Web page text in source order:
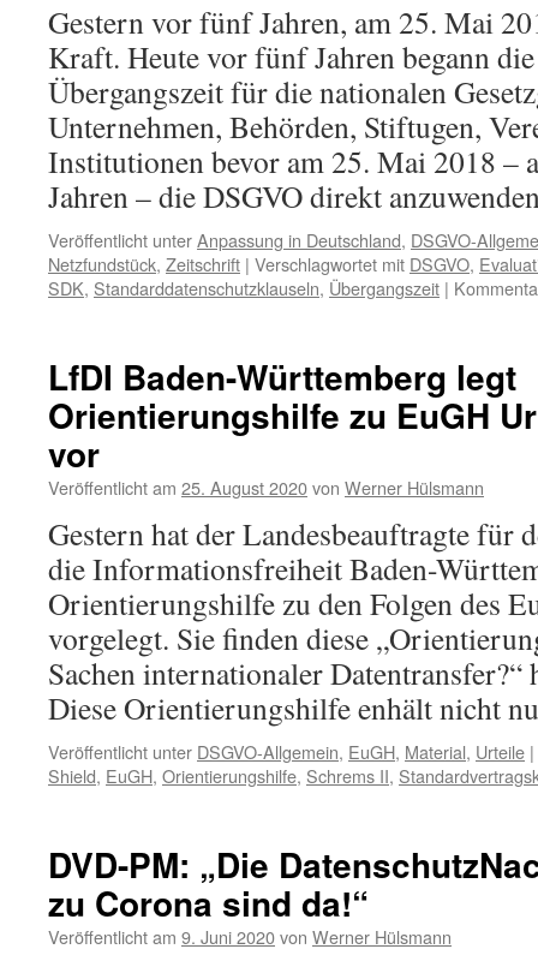
Gestern vor fünf Jahren, am 25. Mai
Kraft. Heute vor fünf Jahren begann
Übergangszeit für die nationalen
Unternehmen, Behörden, Stiftugen,
Institutionen bevor am 25. Mai 2018 –
Jahren – die DSGVO direkt
Veröffentlicht unterAnpassung in Deutschland, DSGVO-
Netzfundstück, Zeitschrift | Verschlagwortet mit DSGVO,
SDK, Standarddatenschutzklauseln, Übergangszeit |
LfDI Baden-Württemberg legt
Orientierungshilfe zu EuGH
vor
Veröffentlicht am 25. August 2020von Werner Hülsmann
Gestern hat der Landesbeauftragte für
die Informationsfreiheit Baden-
Orientierungshilfe zu den Folgen des
vorgelegt. Sie finden diese
Sachen internationaler
Diese Orientierungshilfe enhält nicht
Veröffentlicht unter DSGVO-Allgemein, EuGH, Material, Urteile |
Shield, EuGH, Orientierungshilfe, Schrems II,
DVD-PM: „Die
zu Corona sind da!“
Veröffentlicht am 9. Juni 2020von Werner Hülsmann